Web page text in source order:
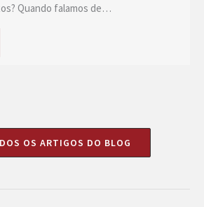
Quando falamos de…
OS ARTIGOS DO BLOG